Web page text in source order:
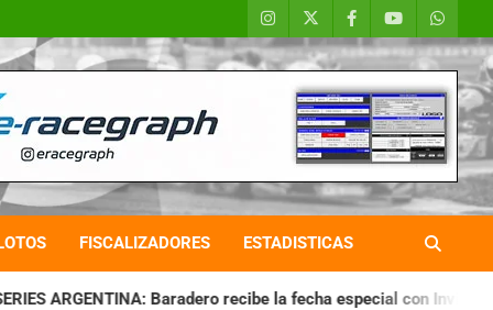
FISCALIZADORES ESTADISTICAS
recibe la fecha especial con Invitados CHAQUEÑO